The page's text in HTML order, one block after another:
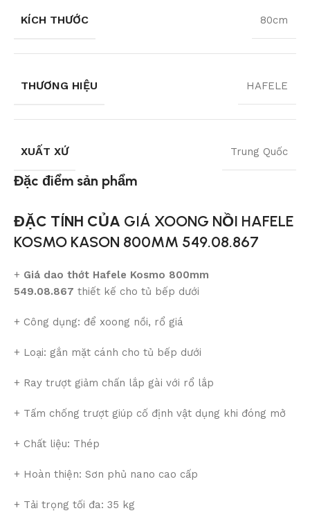
KÍCH THƯỚC 80cm
THƯƠNG HIỆU HAFELE
XUẤT XỨ Trung Quốc
Đặc điểm sản phẩm
ĐẶC TÍNH CỦA GIÁ XOONG NỒI HAFELE
KOSMO KASON 800MM 549.08.867
+ Giá dao thớt Hafele Kosmo 800mm
549.08.867 thiết kế cho tủ bếp dưới
+ Công dụng: để xoong nồi, rổ giá
+ Loại: gắn mặt cánh cho tủ bếp dưới
+ Ray trượt giảm chấn lắp gài với rổ lắp
+ Tấm chống trượt giúp cố định vật dụng khi đóng mở
+ Chất liệu: Thép
+ Hoàn thiện: Sơn phủ nano cao cấp
+ Tải trọng tối đa: 35 kg